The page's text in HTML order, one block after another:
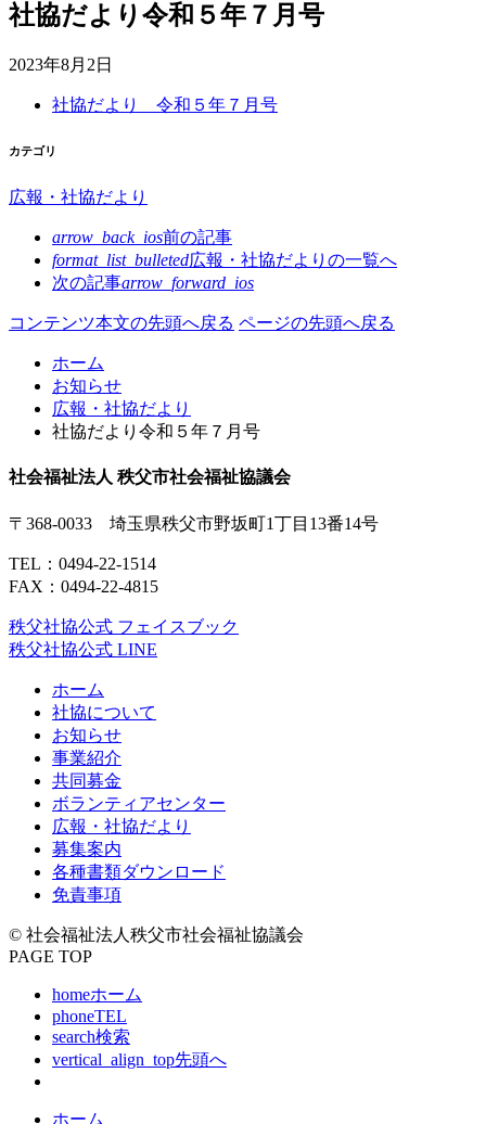
社協だより令和５年７月号
2023年8月2日
社協だより 令和５年７月号
カテゴリ
広報・社協だより
arrow_back_ios前の記事
format_list_bulleted広報・社協だよりの一覧へ
次の記事arrow_forward_ios
コンテンツ本文の先頭へ戻る ページの先頭へ戻る
ホーム
お知らせ
広報・社協だより
社協だより令和５年７月号
社会福祉法人 秩父市社会福祉協議会
〒368-0033 埼玉県秩父市野坂町1丁目13番14号
TEL： 0494-22-1514
FAX：0494-22-4815
秩父社協公式 フェイスブック
秩父社協公式 LINE
ホーム
社協について
お知らせ
事業紹介
共同募金
ボランティアセンター
広報・社協だより
募集案内
各種書類ダウンロード
免責事項
© 社会福祉法人秩父市社会福祉協議会
PAGE TOP
homeホーム
phoneTEL
search検索
vertical_align_top先頭へ
ホーム